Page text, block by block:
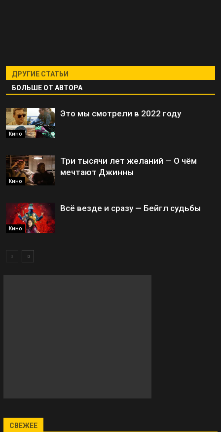
ДРУГИЕ СТАТЬИ
БОЛЬШЕ ОТ АВТОРА
Кино
Это мы смотрели в 2022 году
Кино
Три тысячи лет желаний — О чём
мечтают Джинны
Кино
Всё везде и сразу — Бейгл судьбы
СВЕЖЕЕ